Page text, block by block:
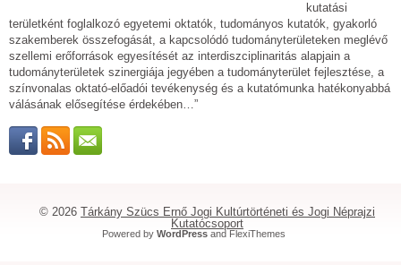
kutatási
területként foglalkozó egyetemi oktatók, tudományos kutatók, gyakorló
szakemberek összefogását, a kapcsolódó tudományterületeken meglévő
szellemi erőforrások egyesítését az interdiszciplinaritás alapjain a
tudományterületek szinergiája jegyében a tudományterület fejlesztése, a
színvonalas oktató-előadói tevékenység és a kutatómunka hatékonyabbá
válásának elősegítése érdekében…”
© 2026 Tárkány Szücs Ernő Jogi Kultúrtörténeti és Jogi Néprajzi
Kutatócsoport
Powered by WordPress and FlexiThemes